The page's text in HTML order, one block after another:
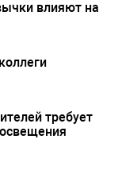
влияют на
требует